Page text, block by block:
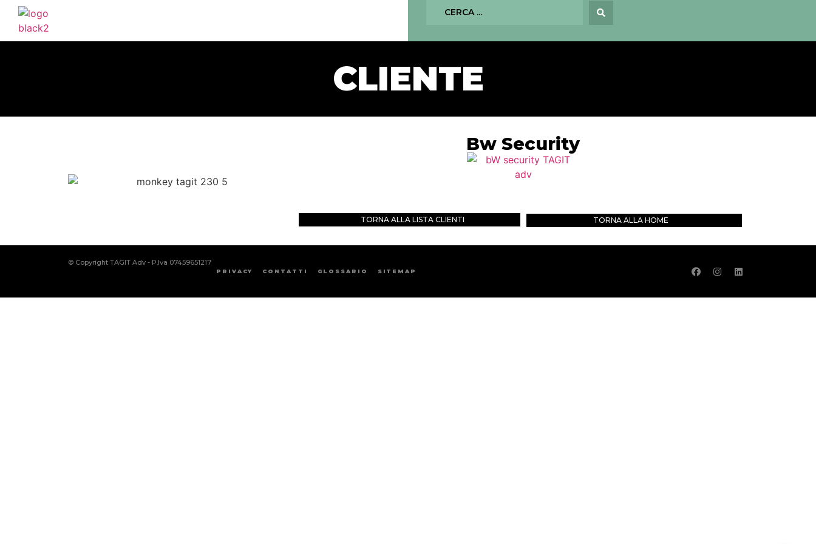
CLIENTE
Bw Security
TORNA ALLA LISTA CLIENTI TORNA ALLA HOME
© Copyright TAGIT Adv - P.Iva 07459651217
PRIVACY CONTATTI GLOSSARIO SITEMAP